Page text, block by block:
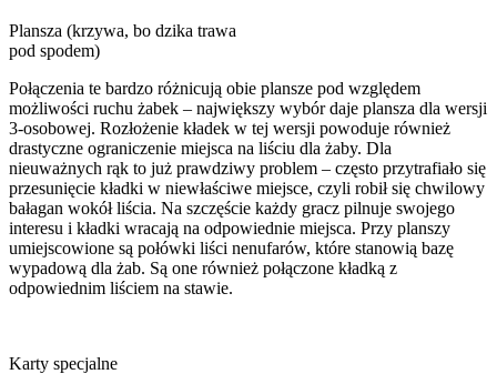
Plansza (krzywa, bo dzika trawa
pod spodem)
Połączenia te bardzo różnicują obie plansze pod względem
możliwości ruchu żabek – największy wybór daje plansza dla wersji
3-osobowej. Rozłożenie kładek w tej wersji powoduje również
drastyczne ograniczenie miejsca na liściu dla żaby. Dla
nieuważnych rąk to już prawdziwy problem – często przytrafiało się
przesunięcie kładki w niewłaściwe miejsce, czyli robił się chwilowy
bałagan wokół liścia. Na szczęście każdy gracz pilnuje swojego
interesu i kładki wracają na odpowiednie miejsca. Przy planszy
umiejscowione są połówki liści nenufarów, które stanowią bazę
wypadową dla żab. Są one również połączone kładką z
odpowiednim liściem na stawie.
Karty specjalne